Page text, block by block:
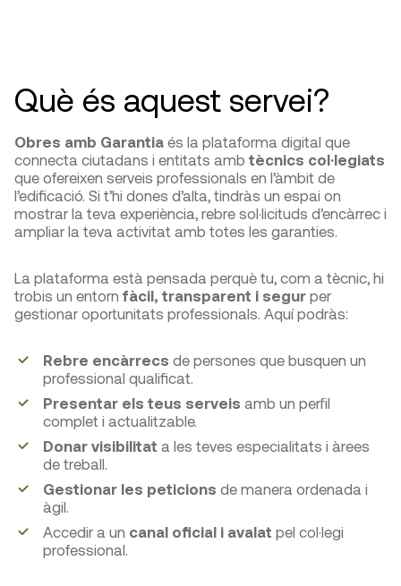
Què és aquest servei?
Obres amb Garantia és la plataforma digital que
connecta ciutadans i entitats amb tècnics col·legiats
que ofereixen serveis professionals en l’àmbit de
l’edificació. Si t’hi dones d’alta, tindràs un espai on
mostrar la teva experiència, rebre sol·licituds d’encàrrec i
ampliar la teva activitat amb totes les garanties.
La plataforma està pensada perquè tu, com a tècnic, hi
trobis un entorn fàcil, transparent i segur per
gestionar oportunitats professionals. Aquí podràs:
Rebre encàrrecs de persones que busquen un
professional qualificat.
Presentar els teus serveis amb un perfil
complet i actualitzable.
Donar visibilitat a les teves especialitats i àrees
de treball.
Gestionar les peticions de manera ordenada i
àgil.
Accedir a un canal oficial i avalat pel col·legi
professional.